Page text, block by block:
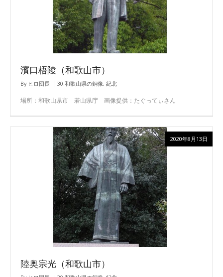
濱口梧陵（和歌山市）
By ヒロ団長 30.和歌山県の銅像, 紀北
場所：和歌山県市 若山県庁 画像提供：たぐってぃさん
陸奥宗光（和歌山市）
2020年8月13日